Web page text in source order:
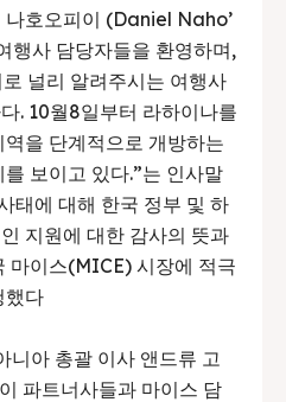
나호오피이 (Daniel Naho’
행사 담당자들을 환영하며,
널리 알려주시는 여행사
. 10월8일부터 라하이나를
을 단계적으로 개방하는
보이고 있다.”는 인사말
태에 대해 한국 정부 및 하
지원에 대한 감사의 뜻과
마이스(MICE) 시장에 적극
했다
아 총괄 이사 앤드류 고
파트너사들과 마이스 담